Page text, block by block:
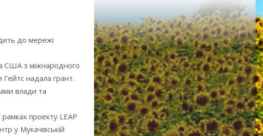
до мережі
США з міжнародного
Гейтс надала грант.
влади та
проекту LEAP
у Мукачівській